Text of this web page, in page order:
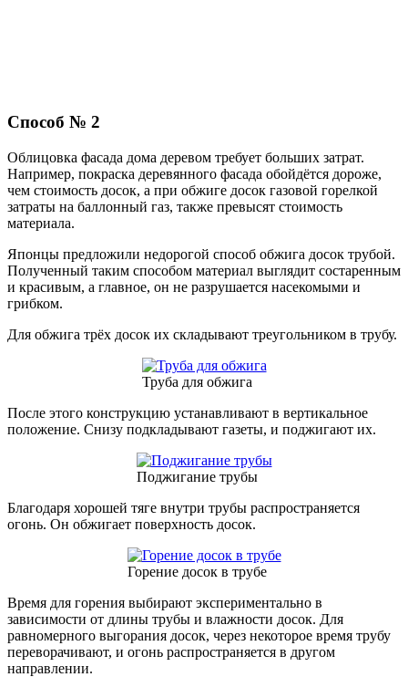
Способ № 2
Облицовка фасада дома деревом требует больших затрат.
Например, покраска деревянного фасада обойдётся дороже,
чем стоимость досок, а при обжиге досок газовой горелкой
затраты на баллонный газ, также превысят стоимость
материала.
Японцы предложили недорогой способ обжига досок трубой.
Полученный таким способом материал выглядит состаренным
и красивым, а главное, он не разрушается насекомыми и
грибком.
Для обжига трёх досок их складывают треугольником в трубу.
Труба для обжига
После этого конструкцию устанавливают в вертикальное
положение. Снизу подкладывают газеты, и поджигают их.
Поджигание трубы
Благодаря хорошей тяге внутри трубы распространяется
огонь. Он обжигает поверхность досок.
Горение досок в трубе
Время для горения выбирают экспериментально в
зависимости от длины трубы и влажности досок. Для
равномерного выгорания досок, через некоторое время трубу
переворачивают, и огонь распространяется в другом
направлении.